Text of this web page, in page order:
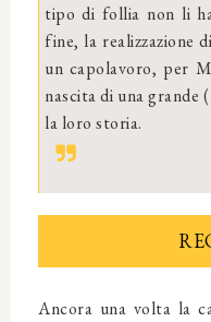
tipo di follia non li
fine, la realizzazione
un capolavoro, per
nascita di una grande
la loro storia.
Ancora una volta la